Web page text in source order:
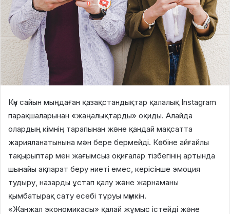
Күн сайын мыңдаған қазақстандықтар қалалық Instagram
парақшаларынан «жаңалықтарды» оқиды. Алайда
олардың кімнің тарапынан және қандай мақсатта
жарияланатынына мән бере бермейді. Көбіне айғайлы
тақырыптар мен жағымсыз оқиғалар тізбегінің артында
шынайы ақпарат беру ниеті емес, керісінше эмоция
тудыру, назарды ұстап қалу және жарнаманы
қымбатырақ сату есебі тұруы мүмкін.
«Жанжал экономикасы» қалай жұмыс істейді және